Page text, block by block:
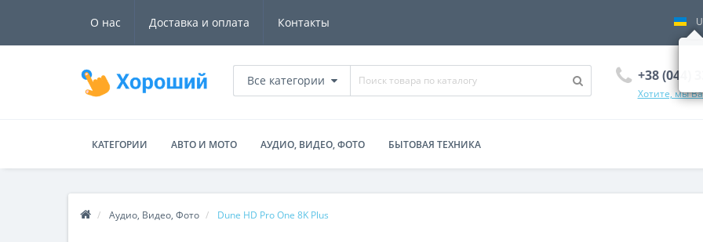
О нас Доставка и оплата Контакты
Все категории +38 (044)
Хотите, мы
КАТЕГОРИИ АВТО И МОТО АУДИО, ВИДЕО, ФОТО БЫТОВАЯ ТЕХНИКА
Аудио, Видео, Фото Dune HD Pro One 8K Plus